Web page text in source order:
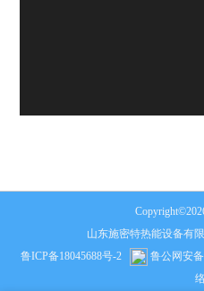
山东施密特热能设备有
鲁ICP备18045688号-2
鲁公网安备